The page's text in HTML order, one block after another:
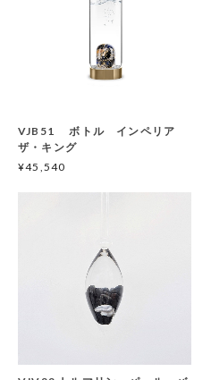
VJB51 ボトル インペリア
ザ・キング
¥45,540